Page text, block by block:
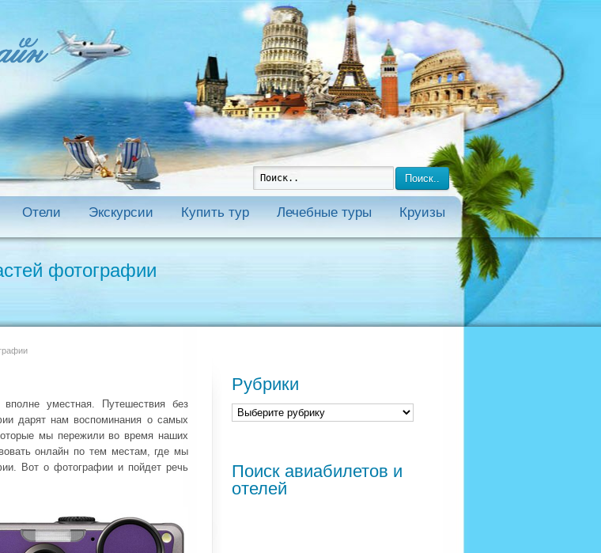
Поиск..
Отели Экскурсии Купить тур Лечебные туры Круизы
фотографии
уместная. Путешествия без
дарят нам воспоминания о самых
мы пережили во время наших
онлайн по тем местам, где мы
Вот о фотографии и пойдет речь
Рубрики
Поиск авиабилетов и
отелей